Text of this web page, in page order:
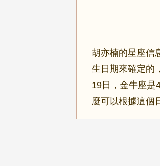
胡亦楠的星座信
生日期來確定的
19日，金牛座是
麼可以根據這個